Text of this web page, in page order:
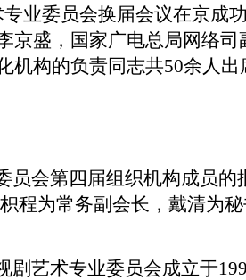
委员会换届会议在京成功
京盛，国家广电总局网络
机构的负责同志共50余人
会第四届组织机构成员的
程为常务副会长，戴清为秘
艺术专业委员会成立于